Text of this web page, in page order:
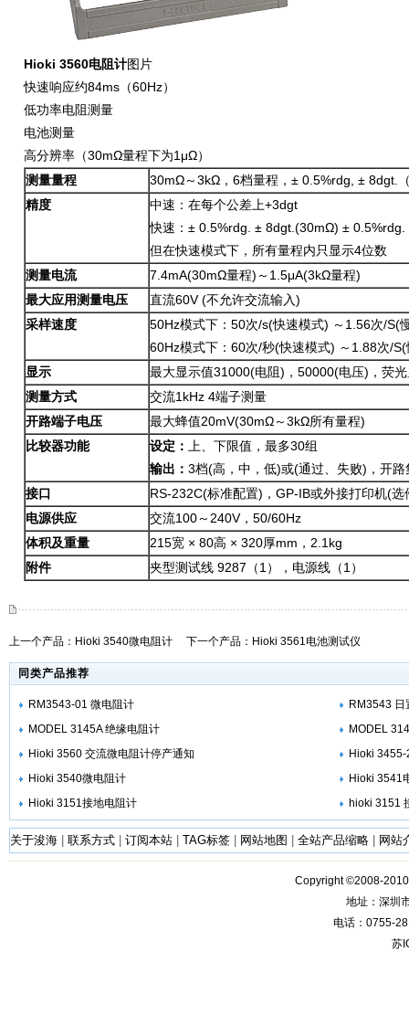
Hioki 3560电阻计图片
快速响应约84ms（60Hz）
低功率电阻测量
电池测量
高分辨率（30mΩ量程下为1μΩ）
测量量程
30mΩ～3kΩ，6档量程，± 0.5%rdg, ± 8dgt.
精度
中速：在每个公差上+3dgt
快速：± 0.5%rdg. ± 8dgt.(30mΩ) ± 0.5%rdg.
但在快速模式下，所有量程内只显示4位数
测量电流
7.4mA(30mΩ量程)～1.5μA(3kΩ量程)
最大应用测量电压
直流60V (不允许交流输入)
采样速度
50Hz模式下：50次/s(快速模式) ～1.56次/S(
60Hz模式下：60次/秒(快速模式) ～1.88次/
显示
最大显示值31000(电阻)，50000(电压)，荧
测量方式
交流1kHz 4端子测量
开路端子电压
最大蜂值20mV(30mΩ～3kΩ所有量程)
比较器功能
设定：
上、下限值，最多30组
输出： 3档(高，中，低)或(通过、失败)，开
接口
RS-232C(标准配置)，GP-IB或外接打印机(选
电源供应
交流100～240V，50/60Hz
体积及重量
215宽 × 80高 × 320厚mm，2.1kg
附件
夹型测试线 9287（1），电源线（1）
上一个产品： Hioki 3540微电阻计 下一个产品： Hioki 3561电池测试仪
同类产品推荐
RM3543-01 微电阻计
RM3543 日
MODEL 3145A 绝缘电阻计
MODEL
Hioki 3560 交流微电阻计停产通知
Hioki
Hioki 3540微电阻计
Hioki 3541
Hioki 3151接地电阻计
hioki 3151
关于浚海 联系方式 订阅本站 TAG标签 网站地图 全站产品缩略 网站
Copyright ©2008-
地址：深圳
电话：0755-
苏